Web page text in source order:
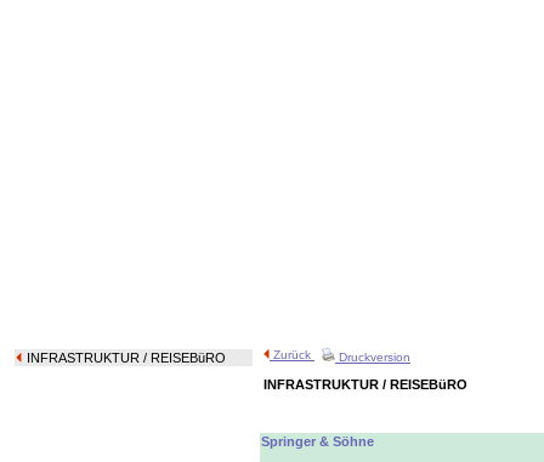
INFRASTRUKTUR / REISEBüRO Zurück Druckversion
INFRASTRUKTUR / REISEBüRO
Springer & Söhne